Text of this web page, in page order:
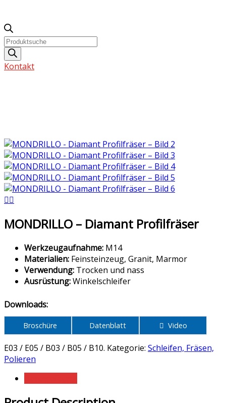
Products
search
Kontakt
MONDRILLO – Diamant Profilfräser
Werkzeugaufnahme: M14
Materialien: Feinsteinzeug, Granit, Marmor
Verwendung: Trocken und nass
Ausrüstung:Winkelschleifer
Downloads:
Broschüre Datenblatt Video
E03 / E05 / B03 / B05 / B10. Kategorie: Schleifen, Fräsen,
Polieren